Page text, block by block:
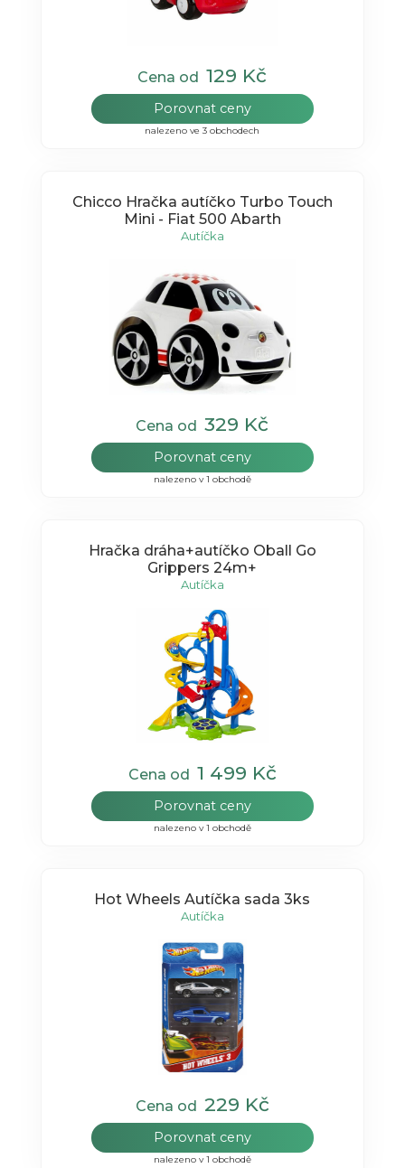
Cena od129 Kč
Porovnat ceny
nalezeno ve 3 obchodech
Chicco Hračka autíčko Turbo Touch
Mini - Fiat 500 Abarth
Autíčka
Cena od329 Kč
Porovnat ceny
nalezeno v 1 obchodě
Hračka dráha+autíčko Oball Go
Grippers 24m+
Autíčka
Cena od 1 499 Kč
Porovnat ceny
nalezeno v 1 obchodě
Hot Wheels Autíčka sada 3ks
Autíčka
Cena od 229 Kč
Porovnat ceny
nalezeno v 1 obchodě